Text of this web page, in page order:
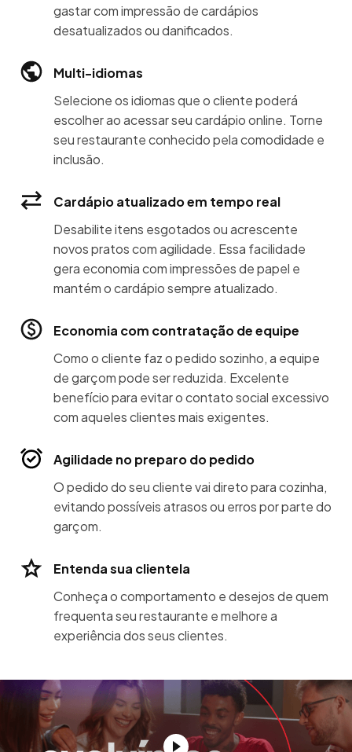
gastar com impressão de cardápios
desatualizados ou danificados.
Multi-idiomas
Selecione os idiomas que o cliente poderá
escolher ao acessar seu cardápio online. Torne
seu restaurante conhecido pela comodidade e
inclusão.
Cardápio atualizado em tempo real
Desabilite itens esgotados ou acrescente
novos pratos com agilidade. Essa facilidade
gera economia com impressões de papel e
mantém o cardápio sempre atualizado.
Economia com contratação de equipe
Como o cliente faz o pedido sozinho, a equipe
de garçom pode ser reduzida. Excelente
benefício para evitar o contato social excessivo
com aqueles clientes mais exigentes.
Agilidade no preparo do pedido
O pedido do seu cliente vai direto para cozinha,
evitando possíveis atrasos ou erros por parte do
garçom.
Entenda sua clientela
Conheça o comportamento e desejos de quem
frequenta seu restaurante e melhore a
experiência dos seus clientes.